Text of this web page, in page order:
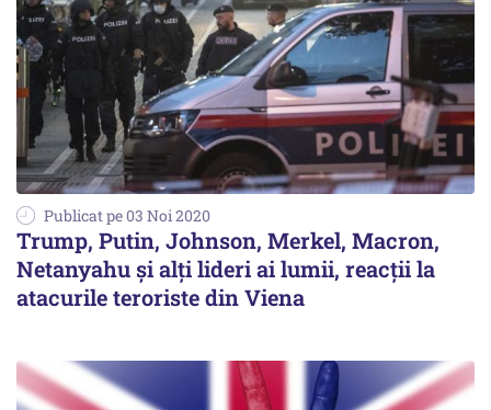
Publicat pe 03 Noi 2020
Trump, Putin, Johnson, Merkel, Macron,
Netanyahu și alți lideri ai lumii, reacţii la
atacurile teroriste din Viena